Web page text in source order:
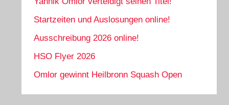
Startzeiten und Auslosungen online!
Ausschreibung 2026 online!
HSO Flyer 2026
Omlor gewinnt Heilbronn Squash Open